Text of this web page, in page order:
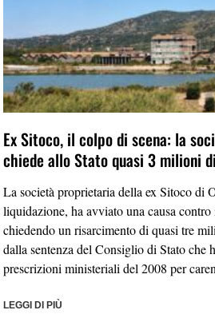
Ex Sitoco, il colpo di scena: la
chiede allo Stato quasi 3 milioni
La società proprietaria della ex Sitoco di
liquidazione, ha avviato una causa
chiedendo un risarcimento di quasi tre
dalla sentenza del Consiglio di Stato che
prescrizioni ministeriali del 2008 per
LEGGI DI PIÙ